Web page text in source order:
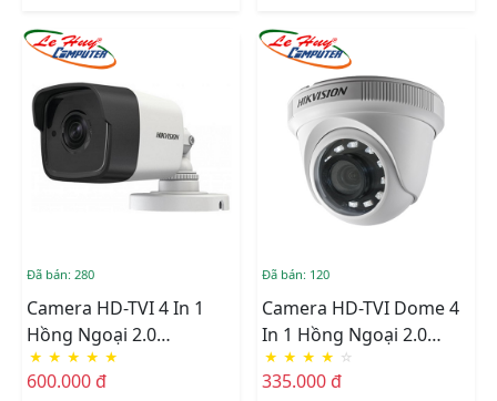
Đã bán: 280
Camera HD-TVI 4 In 1
Hồng Ngoại 2.0
Megapixel HIKVISION
DS-2CE16D0T-ITPF
★ ★ ★ ★ ★
600.000 đ
Đã bán: 120
Camera HD-TVI Dome 4
In 1 Hồng Ngoại 2.0
Megapixel HIKVISION
DS-2CE56B2-IPF
★ ★ ★ ★ ☆
335.000 đ